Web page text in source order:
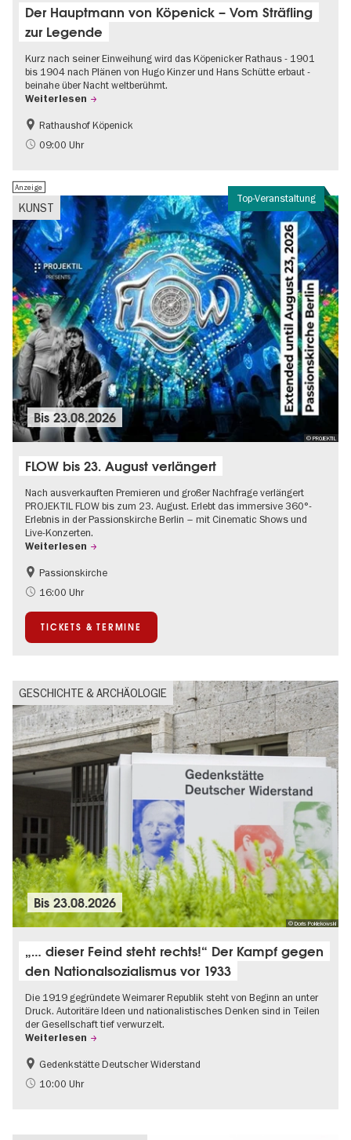
Der Hauptmann von Köpenick – Vom Sträfling
zur Legende
Kurz nach seiner Einweihung wird das Köpenicker Rathaus - 1901
bis 1904 nach Plänen von Hugo Kinzer und Hans Schütte erbaut -
beinahe über Nacht weltberühmt.
Weiterlesen
Geschichte
Going local Berlin
Rathaushof Köpenick
09:00 Uhr
Top-Veranstaltung
KUNST
Anzeige
© PROJEKTIL
Bis23.08.2026
FLOW bis 23. August verlängert
Nach ausverkauften Premieren und großer Nachfrage verlängert
PROJEKTIL FLOW bis zum 23. August. Erlebt das immersive 360°-
Erlebnis in der Passionskirche Berlin – mit Cinematic Shows und
Live-Konzerten.
Weiterlesen
Barrierefrei
Kultursommer
Passionskirche
16:00 Uhr
TICKETS & TERMINE
GESCHICHTE & ARCHÄOLOGIE
© Doris Poklekowski
Bis23.08.2026
„… dieser Feind steht rechts!“ Der Kampf gegen
den Nationalsozialismus vor 1933
Die 1919 gegründete Weimarer Republik steht von Beginn an unter
Druck. Autoritäre Ideen und nationalistisches Denken sind in Teilen
der Gesellschaft tief verwurzelt.
Weiterlesen
Gratis
NS-Geschichte
Gedenkstätte Deutscher Widerstand
10:00 Uhr